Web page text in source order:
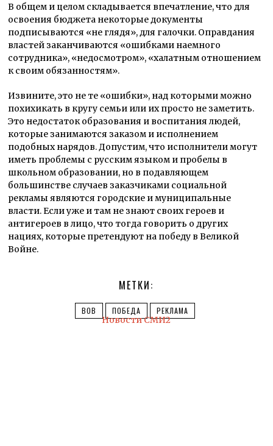
В общем и целом складывается впечатление, что для
освоения бюджета некоторые документы
подписываются «не глядя», для галочки. Оправдания
властей заканчиваются «ошибками наемного
сотрудника», «недосмотром», «халатным отношением
к своим обязанностям».
Извините, это не те «ошибки», над которыми можно
похихикать в кругу семьи или их просто не заметить.
Это недостаток образования и воспитания людей,
которые занимаются заказом и исполнением
подобных нарядов. Допустим, что исполнители могут
иметь проблемы с русским языком и пробелы в
школьном образовании, но в подавляющем
большинстве случаев заказчиками социальной
рекламы являются городские и муниципальные
власти. Если уже и там не знают своих героев и
антигероев в лицо, что тогда говорить о других
нациях, которые претендуют на победу в Великой
Войне.
МЕТКИ:
ВОВ ПОБЕДА РЕКЛАМА
Новости СМИ2